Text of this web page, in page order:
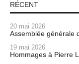
RÉCENT
20 mai 2026
Assemblée générale
19 mai 2026
Hommages à Pierre